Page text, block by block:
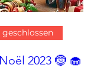
2023 🤶 🧁